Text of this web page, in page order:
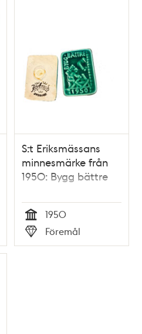
S:t Eriksmässans
minnesmärke från
1950: Bygg bättre
Tid
1950
Typ
Föremål